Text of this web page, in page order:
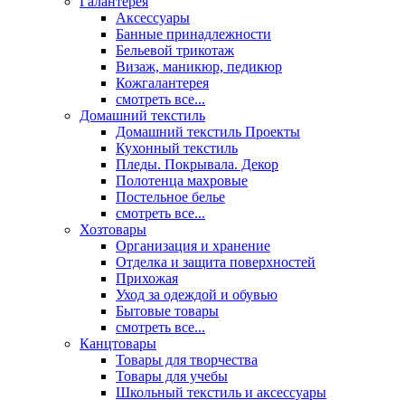
Аксессуары
Банные принадлежности
Бельевой трикотаж
Визаж, маникюр, педикюр
Кожгалантерея
смотреть все...
Домашний текстиль
Домашний текстиль Проекты
Кухонный текстиль
Пледы. Покрывала. Декор
Полотенца махровые
Постельное белье
смотреть все...
Хозтовары
Организация и хранение
Отделка и защита поверхностей
Прихожая
Уход за одеждой и обувью
Бытовые товары
смотреть все...
Канцтовары
Товары для творчества
Товары для учебы
Школьный текстиль и аксессуары